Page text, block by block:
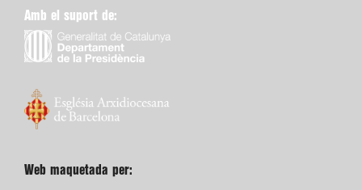
Amb el suport de:
Web maquetada per: